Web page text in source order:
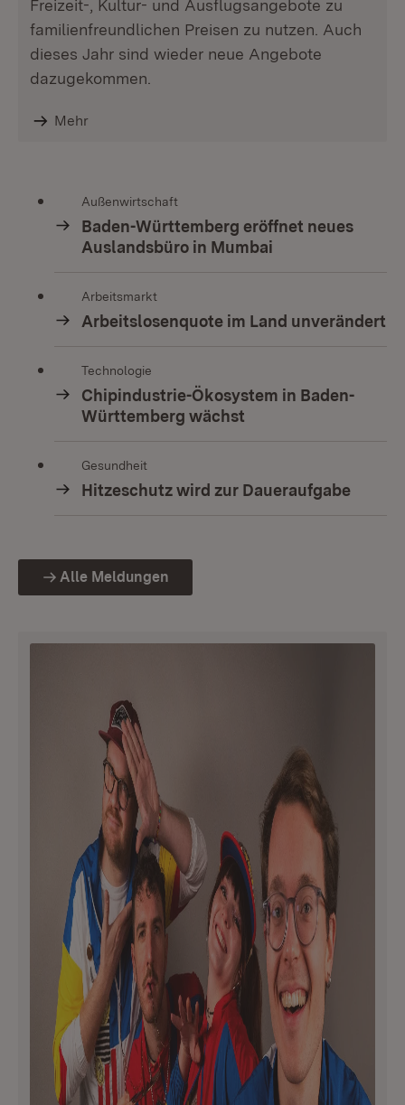
Freizeit-, Kultur- und Ausflugsangebote zu
familienfreundlichen Preisen zu nutzen. Auch
dieses Jahr sind wieder neue Angebote
dazugekommen.
Mehr
Außenwirtschaft
Baden-Württemberg eröffnet neues
Auslandsbüro in Mumbai
Arbeitsmarkt
Arbeitslosenquote im Land unverändert
Technologie
Chipindustrie-Ökosystem in Baden-
Württemberg wächst
Gesundheit
Hitzeschutz wird zur Daueraufgabe
Alle Meldungen